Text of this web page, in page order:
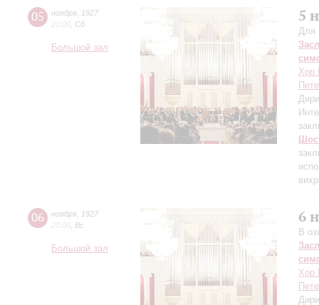
05 ноября
1927
20:00 Сб
Большой зал
5
Для
Хор
06 ноября
1927
20:00 Вс
Большой зал
6
В
Хор